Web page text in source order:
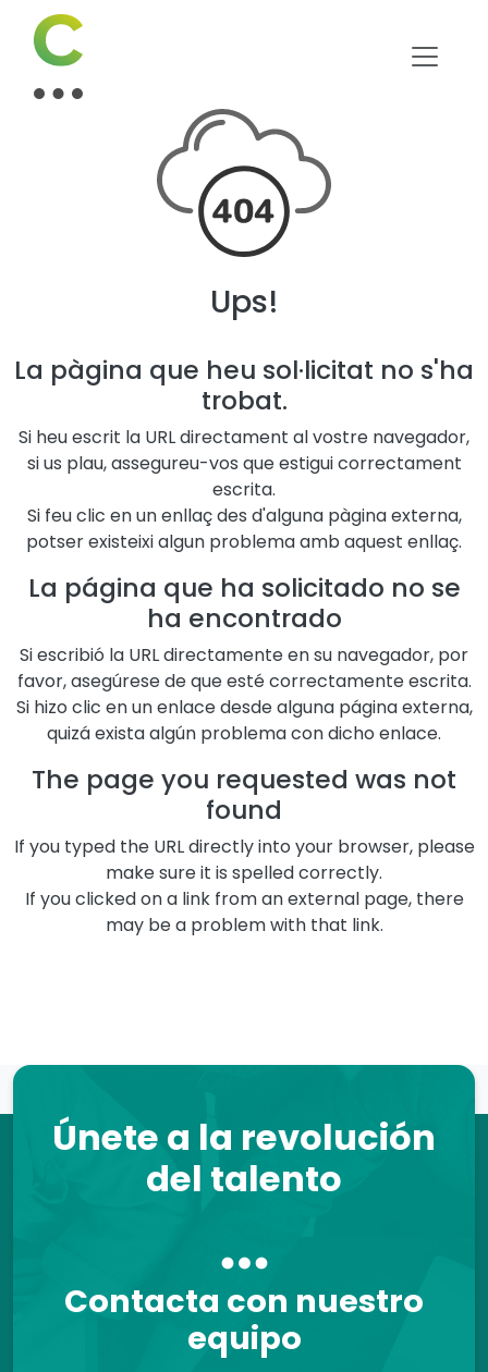
Ups!
La pàgina que heu sol·licitat no s'ha
trobat.
Si heu escrit la URL directament al vostre navegador,
si us plau, assegureu-vos que estigui correctament
escrita.
Si feu clic en un enllaç des d'alguna pàgina externa,
potser existeixi algun problema amb aquest enllaç.
La página que ha solicitado no se
ha encontrado
Si escribió la URL directamente en su navegador, por
favor, asegúrese de que esté correctamente escrita.
Si hizo clic en un enlace desde alguna página externa,
quizá exista algún problema con dicho enlace.
The page you requested was not
found
If you typed the URL directly into your browser, please
make sure it is spelled correctly.
If you clicked on a link from an external page, there
may be a problem with that link.
Únete a la revolución
del talento
Contacta con nuestro
equipo